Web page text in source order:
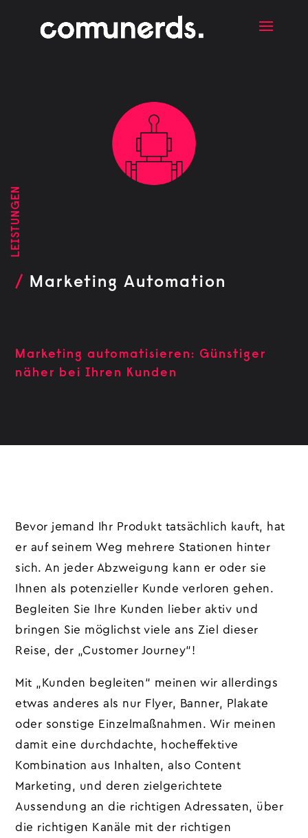
LEISTUNGEN
/ Marketing Automation
Marketing automatisieren: Günstiger
näher bei Ihren Kunden
Bevor jemand Ihr Produkt tatsächlich kauft, hat
er auf seinem Weg mehrere Stationen hinter
sich. An jeder Abzweigung kann er oder sie
Ihnen als potenzieller Kunde verloren gehen.
Begleiten Sie Ihre Kunden lieber aktiv und
bringen Sie möglichst viele ans Ziel dieser
Reise, der „Customer Journey“!
Mit „Kunden begleiten“ meinen wir allerdings
etwas anderes als nur Flyer, Banner, Plakate
oder sonstige Einzelmaßnahmen. Wir meinen
damit eine durchdachte, hocheffektive
Kombination aus Inhalten, also Content
Marketing, und deren zielgerichtete
Aussendung an die richtigen Adressaten, über
die richtigen Kanäle mit der richtigen